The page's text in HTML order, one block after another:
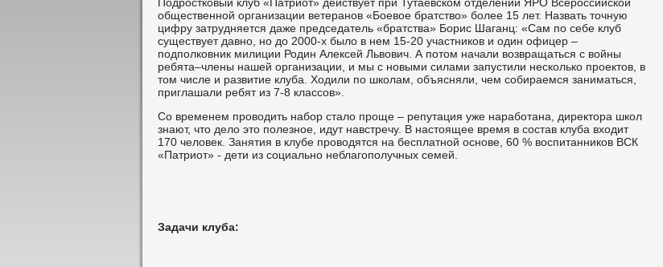
общественной организации ветеранов «Боевое братство» более 15 лет. Назвать точную
цифру затрудняется даже председатель «братства» Борис Шаганц: «Сам по себе клуб
существует давно, но до 2000-х было в нем 15-20 участников и один офицер –
подполковник милиции Родин Алексей Львович. А потом начали возвращаться с войны
ребята–члены нашей организации, и мы с новыми силами запустили несколько проектов, в
том числе и развитие клуба. Ходили по школам, объясняли, чем собираемся заниматься,
приглашали ребят из 7-8 классов».
Со временем проводить набор стало проще – репутация уже наработана, директора школ
знают, что дело это полезное, идут навстречу. В настоящее время в состав клуба входит
170 человек. Занятия в клубе проводятся на бесплатной основе, 60 % воспитанников ВСК
«Патриот» - дети из социально неблагополучных семей.
Задачи клуба: